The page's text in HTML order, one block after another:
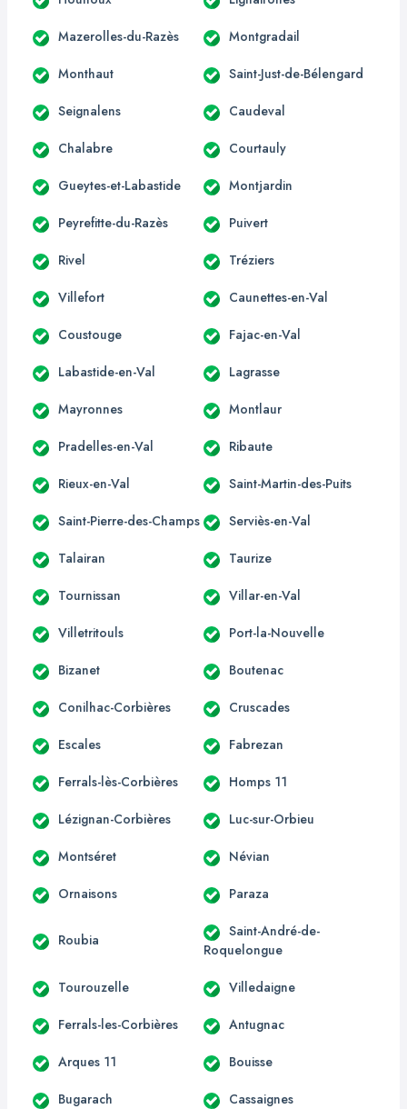
Mazerolles-du-Razès Montgradail
Monthaut Saint-Just-de-Bélengard
Seignalens Caudeval
Chalabre Courtauly
Gueytes-et-Labastide Montjardin
Peyrefitte-du-Razès Puivert
Rivel Tréziers
Villefort Caunettes-en-Val
Coustouge Fajac-en-Val
Labastide-en-Val Lagrasse
Mayronnes Montlaur
Pradelles-en-Val Ribaute
Rieux-en-Val Saint-Martin-des-Puits
Saint-Pierre-des-Champs Serviès-en-Val
Talairan Taurize
Tournissan Villar-en-Val
Villetritouls Port-la-Nouvelle
Bizanet Boutenac
Conilhac-Corbières Cruscades
Escales Fabrezan
Ferrals-lès-Corbières Homps 11
Lézignan-Corbières Luc-sur-Orbieu
Montséret Névian
Ornaisons Paraza
Roubia
Saint-André-de-
Roquelongue
Tourouzelle Villedaigne
Ferrals-les-Corbières Antugnac
Arques 11 Bouisse
Bugarach Cassaignes